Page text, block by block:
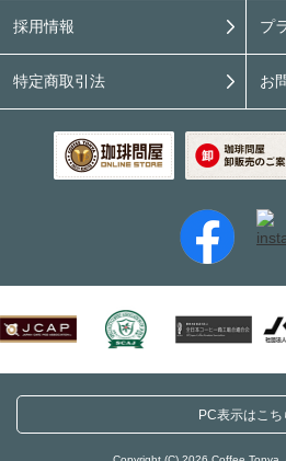
採用情報 プ
特定商取引法 お
PC表示はこち